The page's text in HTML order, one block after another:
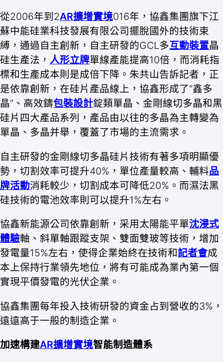
從2006年到2AR擴增實境016年，協鑫集團旗下江
蘇中能硅業科技發展有限公司擺脫國外的技術束
縛，通過自主創新，自主研發的GCL多互動裝置晶
硅生產法， 人形立牌單線產能提高10倍，而消耗指
標和生產成本則是成倍下降。朱共山告訴記者，正
是依靠創新，在硅片產品線上，協鑫形成了“鑫多
晶”、高效鑄包裝設計錠類單晶、金剛線切多晶和黑
硅片四大產品系列，產品由以往的多晶為主轉變為
單晶、多晶并舉，覆蓋了市場的主流需求。
自主研發的金剛線切多晶硅片技術有著多項明顯優
勢，切割效率可提升40%，單位產量較高、輔料品
牌活動消耗較少，切割成本可降低20%。而濕法黑
硅技術的電池效率則可以提升1%左右。
協鑫新能源公司依靠創新，采用太陽能平單沈浸式
體驗軸、斜單軸跟蹤支架、雙面雙玻等技術，增加
發電量15%左右，使得企業始終在技術和記者會成
本上保持行業領先地位，將有可能成為業內第一個
實現平價發電的光伏企業。
協鑫集團每年投入技術研發的資金占到營收的3%，
遠遠高于一般的制造企業。
加速構建AR擴增實境智能制造體系